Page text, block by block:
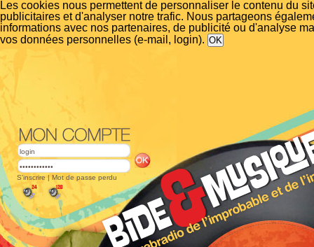
Les cookies nous permettent de personnaliser le contenu du
publicitaires et d'analyser notre trafic. Nous partageons
informations avec nos partenaires, de publicité ou d'analyse
vos données personnelles (e-mail, login).
S'inscrire | Mot de passe perdu